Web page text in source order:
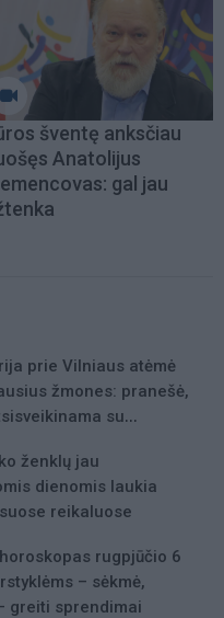
šventę anksčiau
Anatolijus
gal jau
prie Vilniaus atėmė
žmones: pranešė,
su
ženklų jau
dienomis laukia
reikaluose
rugpjūčio 6
– sėkmė,
greiti sprendimai